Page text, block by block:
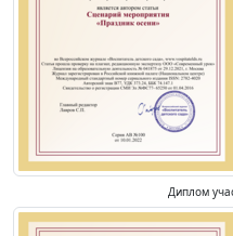
Диплом